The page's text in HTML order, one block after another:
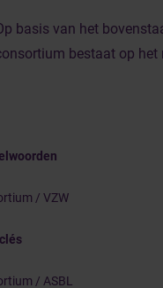
basis van het
bestaat op het
/ VZW
/ ASBL